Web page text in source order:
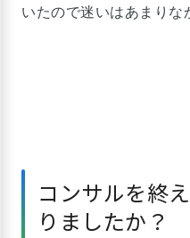
いたので迷いはあまりな
コンサルを終
りましたか？